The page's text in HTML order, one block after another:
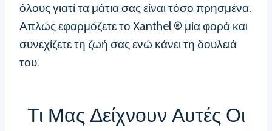
όλους γιατί τα μάτια σας είναι τόσο πρησμένα.
Απλώς εφαρμόζετε το Xanthel ® μία φορά και
συνεχίζετε τη ζωή σας ενώ κάνει τη δουλειά
του.
Τι Μας Δείχνουν Αυτές Οι